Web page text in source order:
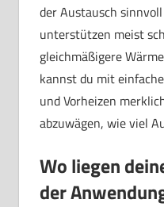
der Austausch
unterstützen meist
gleichmäßigere
kannst du mit
und Vorheizen
abzuwägen, wie viel
Wo liegen
der